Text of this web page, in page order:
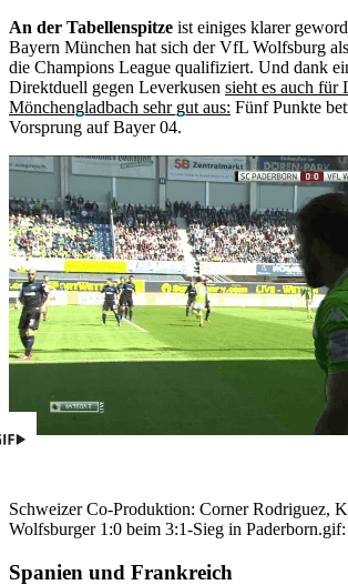
An der Tabellenspitze ist einiges klarer
Bayern München hat sich der VfL Wolfsburg
die Champions League qualifiziert. Und dank
Direktduell gegen Leverkusen sieht es auch für
Mönchengladbach sehr gut aus: Fünf Punkte
Vorsprung auf Bayer 04.
Schweizer Co-Produktion: Corner Rodriguez,
Wolfsburger 1:0 beim 3:1-Sieg in Paderborn.
Spanien und Frankreich